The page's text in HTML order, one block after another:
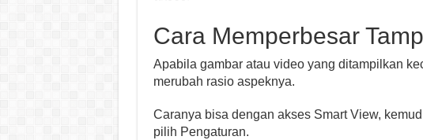
Cara Memperbesar
Apabila gambar atau video yang ditampilkan
merubah rasio aspeknya.
Caranya bisa dengan akses Smart View,
pilih Pengaturan.